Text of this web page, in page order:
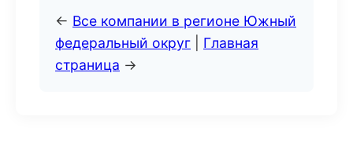
← Все компании в регионе Южный
федеральный округ
Главная
страница →